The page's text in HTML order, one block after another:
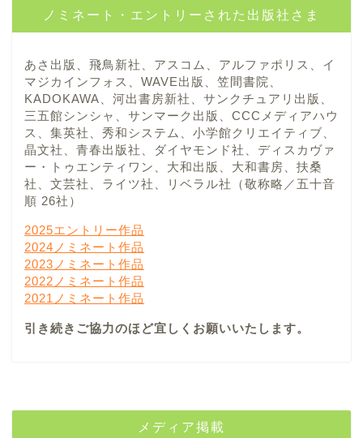
ノミネート・エントリーされた出版社さま
あさ出版、飛鳥新社、アスコム、アルファポリス、イ
マジカインフォス、WAVE出版、笠間書院、
KADOKAWA、河出書房新社、サンクチュアリ出版、
三五館シンシャ、サンマーク出版、CCCメディアハウ
ス、集英社、秀和システム、小学館クリエイティブ、
晶文社、青春出版社、ダイヤモンド社、ディスカヴァ
ー・トゥエンティワン、大和出版、大和書房、扶桑
社、文芸社、ライツ社、リベラル社（敬称略／五十音
順 26社）
2025エントリー作品
2024ノミネート作品
2023ノミネート作品
2022ノミネート作品
2021ノミネート作品
引き続きご協力のほど宜しくお願いいたします。
メディア掲載